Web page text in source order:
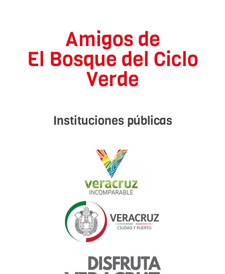
Amigos de
El Bosque del Ciclo
Verde
Instituciones públicas